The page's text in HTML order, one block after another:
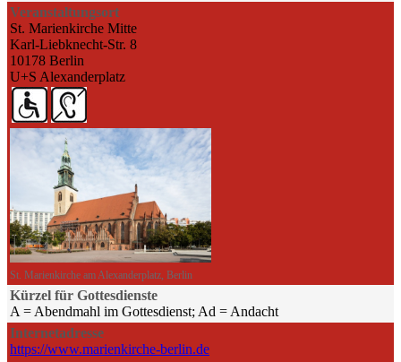
Veranstaltungsort
St. Marienkirche Mitte
Karl-Liebknecht-Str. 8
10178 Berlin
U+S Alexanderplatz
St. Marienkirche am Alexanderplatz, Berlin
Kürzel für Gottesdienste
A = Abendmahl im Gottesdienst; Ad = Andacht
Internetadresse
https://www.marienkirche-berlin.de